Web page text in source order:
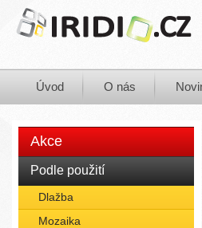
Úvod O nás
Akce
Podle použití
Dlažba
Mozaika